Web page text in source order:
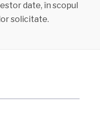
date, în scopul
solicitate.